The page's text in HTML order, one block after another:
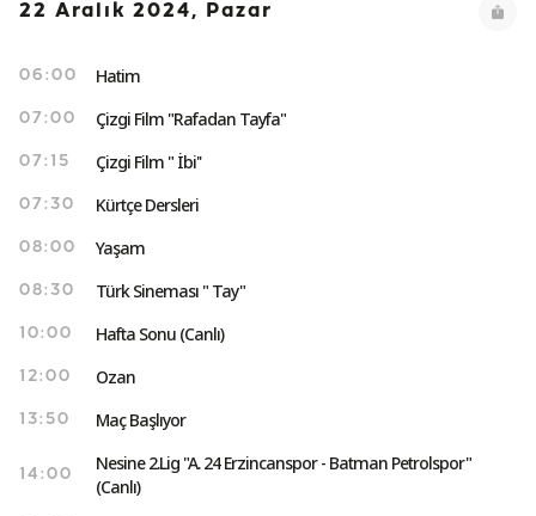
22 Aralık 2024, Pazar
06:00 Hatim
07:00 Çizgi Film "Rafadan Tayfa"
07:15 Çizgi Film " İbi''
07:30 Kürtçe Dersleri
08:00 Yaşam
08:30 Türk Sineması " Tay"
10:00 Hafta Sonu (Canlı)
12:00 Ozan
13:50 Maç Başlıyor
14:00
Nesine 2.Lig "A. 24 Erzincanspor - Batman Petrolspor"
(Canlı)